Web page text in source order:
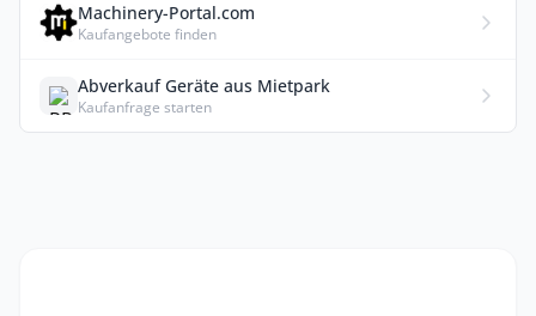
Machinery-Portal.com
Kaufangebote finden
Abverkauf Geräte aus Mietpark
Kaufanfrage starten